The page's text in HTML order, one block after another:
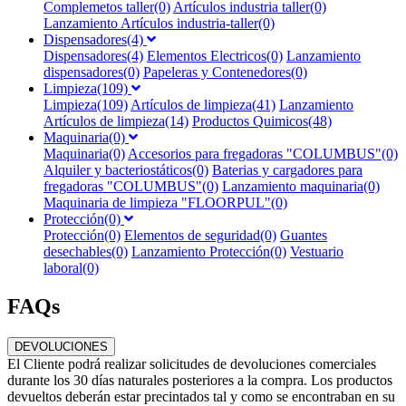
Complemetos taller(0) Artículos industria taller(0)
Lanzamiento Artículos industria-taller(0)
Dispensadores(4)
Dispensadores(4) Elementos Electricos(0) Lanzamiento
dispensadores(0) Papeleras y Contenedores(0)
Limpieza(109)
Limpieza(109) Artículos de limpieza(41) Lanzamiento
Artículos de limpieza(14) Productos Quimicos(48)
Maquinaria(0)
Maquinaria(0) Accesorios para fregadoras "COLUMBUS"(0)
Alquiler y bacteriostáticos(0) Baterias y cargadores para
fregadoras "COLUMBUS"(0) Lanzamiento maquinaria(0)
Maquinaria de limpieza "FLOORPUL"(0)
Protección(0)
Protección(0) Elementos de seguridad(0) Guantes
desechables(0) Lanzamiento Protección(0) Vestuario
laboral(0)
FAQs
DEVOLUCIONES
El Cliente podrá realizar solicitudes de devoluciones comerciales
durante los 30 días naturales posteriores a la compra. Los productos
devueltos deberán estar precintados tal y como se encontraban en su